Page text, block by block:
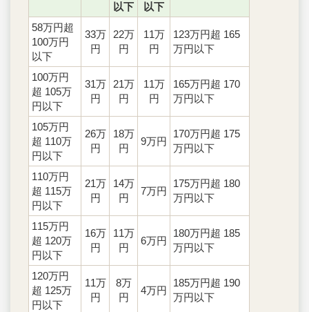
以下
以下
58万円超
100万円
以下
33万
円
22万
円
11万
円
123万円超 165
万円以下
100万円
超 105万
円以下
31万
円
21万
円
11万
円
165万円超 170
万円以下
105万円
超 110万
円以下
26万
円
18万
円
9万円
170万円超 175
万円以下
110万円
超 115万
円以下
21万
円
14万
円
7万円
175万円超 180
万円以下
115万円
超 120万
円以下
16万
円
11万
円
6万円
180万円超 185
万円以下
120万円
超 125万
円以下
11万
円
8万
円
4万円
185万円超 190
万円以下